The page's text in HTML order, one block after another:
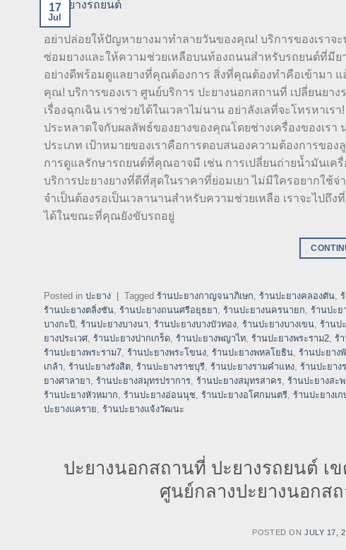
17
Jul
อย่าปล่อยให้ปัญหายางมาทำลายวันของคุณ! บริการของเรา
ซ่อมยางและให้ความช่วยเหลือบนท้องถนนสำหรับรถยนต์ที่มี
อย่างดีพร้อมดูแลยางที่คุณต้องการ สิ่งที่คุณต้องทำคือเข้ามา แ
คุณ! บริการของเรา ศูนย์บริการ ปะยางนอกสถานที่ เปลี่ยนย
เรื่องฉุกเฉิน เราช่วยได้ในเวลาไม่นาน อย่าลังเลที่จะโทรหา
ประหลาดใจกับผลลัพธ์ของยางของคุณโดยช่างเครื่องของเร
ประเภท เป้าหมายของเราคือการตอบสนองความต้องการขอ
การดูแลรักษารถยนต์ที่คุณอาจมี เช่น การเปลี่ยนถ่ายน้ำมันเค
บริการปะยางยางที่ดีที่สุดในราคาที่ย่อมเยา ไม่มีใครอยากใช้
จำเป็นต้องรอเป็นเวลานานสำหรับความช่วยเหลือ เราจะไป
ได้ในขณะที่คุณยังขับรถอยู่
Posted in ปะยาง Tagged ร้านปะยางกาญจนาภิเษก, ร้านปะยางคลองตัน,
ร้านปะยางตลิ่งชัน, ร้านปะยางถนนศรีอยุธยา, ร้านปะยางนครนายก, ร้านปะย
บางกะปิ, ร้านปะยางบางนา, ร้านปะยางบางบัวทอง, ร้านปะยางบางเขน, ร้านป
ยางประเวศ, ร้านปะยางปากเกร็ด, ร้านปะยางพญาไท, ร้านปะยางพระราม2, ร้
ร้านปะยางพระราม7, ร้านปะยางพระโขนง, ร้านปะยางพหลโยธิน, ร้านปะยาง
เกล้า, ร้านปะยางรังสิต, ร้านปะยางราชบุรี, ร้านปะยางรามคำแหง, ร้านปะยาง
ยางศาลายา, ร้านปะยางสมุทรปราการ, ร้านปะยางสมุทรสาคร, ร้านปะยางสะ
ร้านปะยางหัวหมาก, ร้านปะยางอ่อนนุช, ร้านปะยางอโศกมนตรี, ร้านปะยางเ
ปะยางแคราย, ร้านปะยางแจ้งวัฒนะ
ปะยางนอกสถานที่ ปะยางรถยนต์ เ
ศูนย์กลางปะยางนอกส
POSTED ON JULY 17,